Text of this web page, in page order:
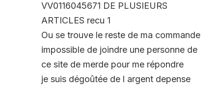
VV0116045671 DE PLUSIEURS
ARTICLES recu 1
Ou se trouve le reste de ma commande
impossible de joindre une personne de
ce site de merde pour me répondre
je suis dégoûtée de l argent depense